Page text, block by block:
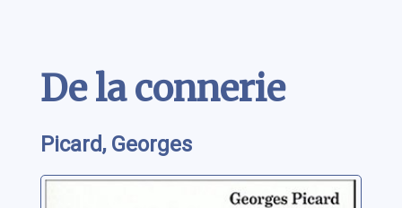
De la connerie
Picard, Georges